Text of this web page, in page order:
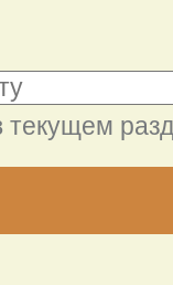
текущем